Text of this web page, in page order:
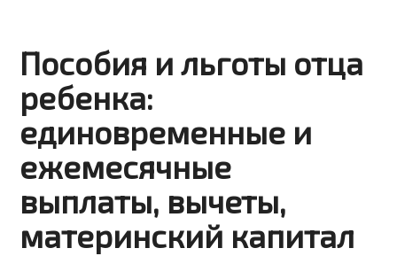
Пособия и льготы отца
ребенка:
единовременные и
ежемесячные
выплаты, вычеты,
материнский капитал